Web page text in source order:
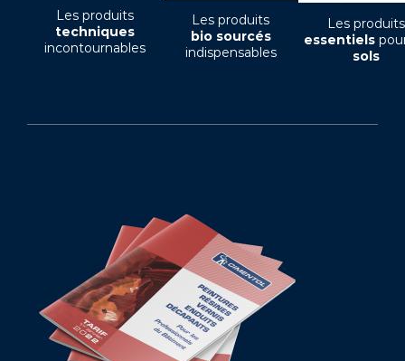
Les produits
techniques
incontournables
Les produits
bio sourcés
indispensables
Les produits
essentiels
sols